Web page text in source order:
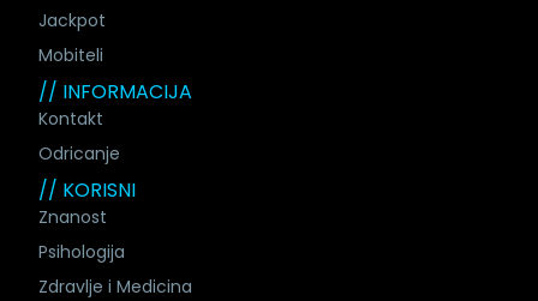
Jackpot
Mobiteli
// INFORMACIJA
Kontakt
Odricanje
// KORISNI
Znanost
Psihologija
Zdravlje i Medicina